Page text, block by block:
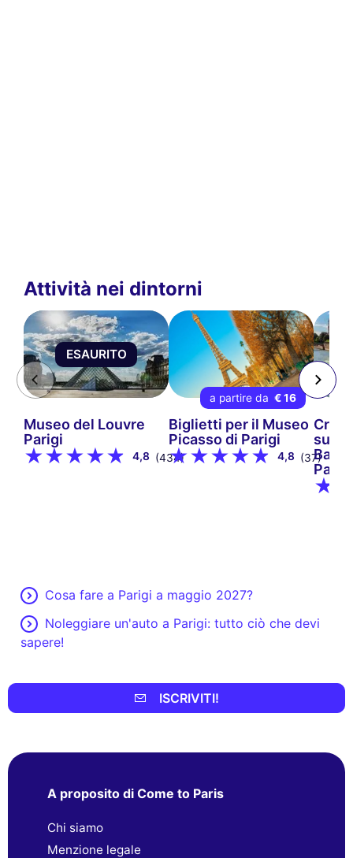
Attività nei dintorni
ESAURITO
Museo del Louvre
Parigi
4,8 (434)
a partire da € 16
Biglietti per il Museo
Picasso di Parigi
4,8 (37)
sulla
Parigi
Cosa fare a Parigi a maggio 2027?
Noleggiare un'auto a Parigi: tutto ciò che devi
sapere!
ISCRIVITI!
A proposito di Come to Paris
Chi siamo
Menzione legale